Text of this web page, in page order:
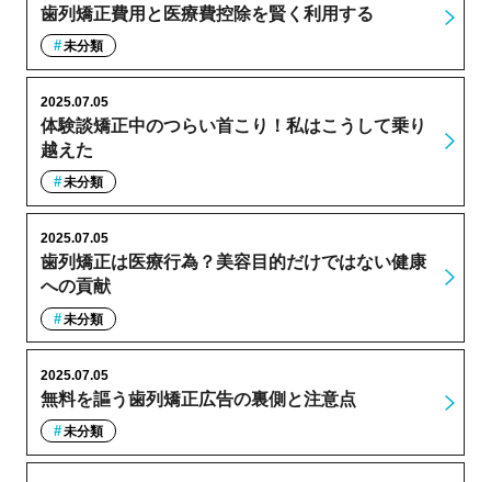
歯列矯正費用と医療費控除を賢く利用する
未分類
体験談矯正中のつらい首こり！私はこうして乗り
越えた
2025.07.05
未分類
歯列矯正は医療行為？美容目的だけではない健康
への貢献
2025.07.05
未分類
無料を謳う歯列矯正広告の裏側と注意点
2025.07.05
未分類